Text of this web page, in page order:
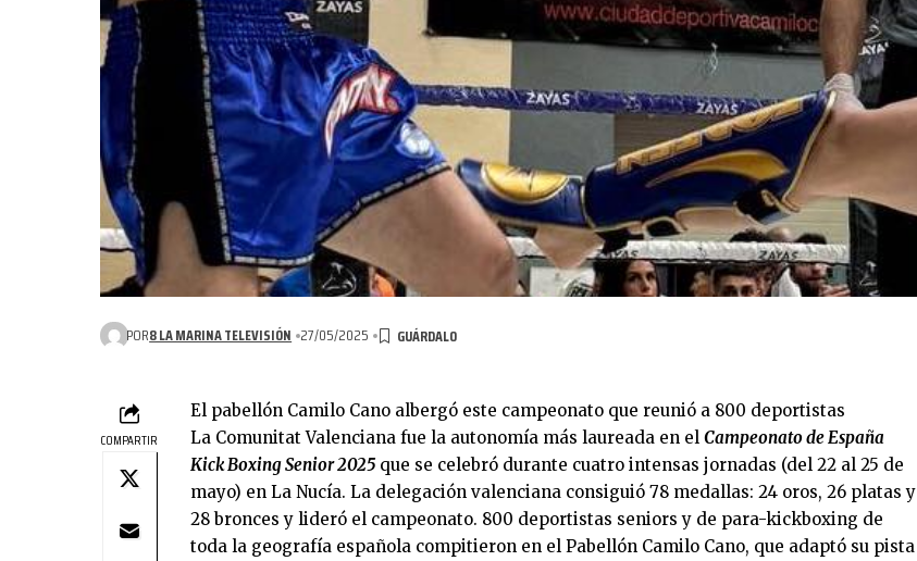
POR8 LA MARINA TELEVISIÓN 27/05/2025
COMPARTIR
El pabellón Camilo Cano albergó este campeonato que reunió a 800 deportistas
La Comunitat Valenciana fue la autonomía más laureada en el Campeonato de España
Kick Boxing Senior 2025 que se celebró durante cuatro intensas jornadas (del 22 al 25 de
mayo) en La Nucía. La delegación valenciana consiguió 78 medallas: 24 oros, 26 platas y
28 bronces y lideró el campeonato. 800 deportistas seniors y de para-kickboxing de
toda la geografía española compitieron en el Pabellón Camilo Cano, que adaptó su pista